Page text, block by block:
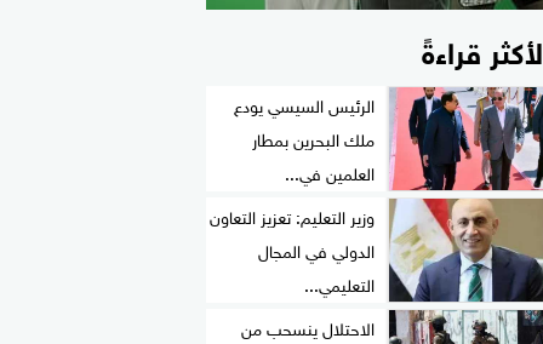
قراءةً
الرئيس السيسي يودع
ملك البحرين بمطار
العلمين في...
وزير التعليم: تعزيز التعاون
الدولي في المجال
التعليمي...
الاحتلال ينسحب من